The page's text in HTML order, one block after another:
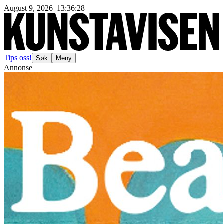
August 9, 2026 13:36:31
Tips oss! Søk Meny
Annonse